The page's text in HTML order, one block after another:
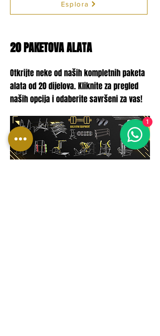
Esplora
20 PAKETOVA ALATA
Otkrijte neke od naših kompletnih paketa
alata od 20 dijelova. Kliknite za pregled
naših opcija i odaberite savršeni za vas!
1